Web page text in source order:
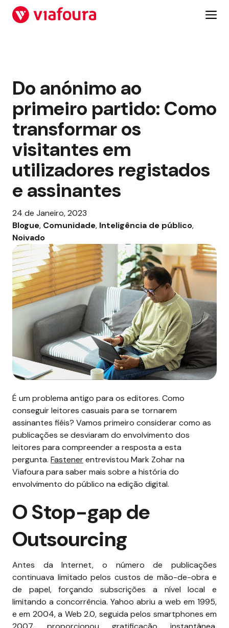
Salta
para
Do anónimo ao
primeiro partido: Como
transformar os
visitantes em
utilizadores registados
e assinantes
24 de Janeiro, 2023
Blogue, Comunidade, Inteligência de público
Noivado
É um problema antigo para os editores. Como
conseguir leitores casuais para se tornarem
assinantes fiéis? Vamos primeiro considerar como as
publicações se desviaram do envolvimento dos
leitores para compreender a resposta a esta
pergunta. Fastenerentrevistou Mark Zohar na
Viafoura para saber mais sobre a história do
envolvimento do público na edição digital.
O Stop-gap de
Outsourcing
Antes da Internet, o número de publicações
continuava limitado pelos custos de mão-de-obra e
de papel, forçando subscrições a nível local e
limitando a concorrência. Yahoo abriu a web em 1995,
e em 2004, a Web 2.0, seguida pelos smartphones em